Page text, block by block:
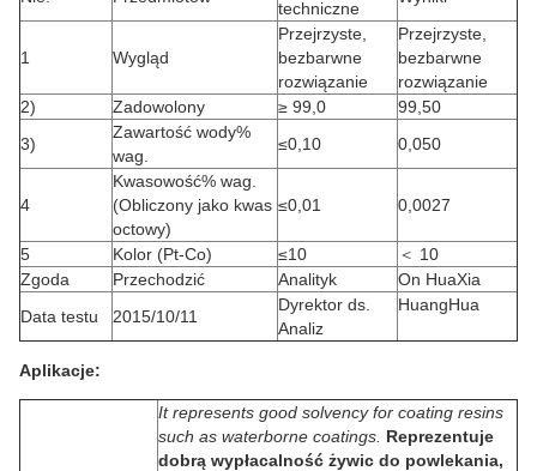
techniczne
1 Wygląd
Przejrzyste,
bezbarwne
rozwiązanie
Przejrzyste,
bezbarwne
rozwiązanie
2)
Zadowolony ≥ 99,0
99,50
3)
Zawartość wody%
wag.
≤0,10 0,050
4
Kwasowość% wag.
(Obliczony jako kwas
octowy)
≤0,01 0,0027
5 Kolor (Pt-Co) ≤10
＜ 10
Zgoda
Przechodzić Analityk
On HuaXia
Data testu
2015/10/11
Dyrektor ds.
Analiz
HuangHua
Aplikacje:
It represents good solvency for coating resins
such as waterborne coatings. Reprezentuje
dobrą wypłacalność żywic do powlekania,